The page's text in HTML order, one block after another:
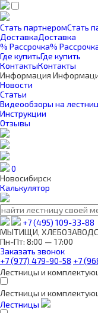
Стать партнеромСтать
ДоставкаДоставка
% Рассрочка%
Где купитьГде купить
КонтактыКонтакты
Информация
Новости
Статьи
Видеообзоры на
Инструкции
Отзывы
0
Новосибирск
Калькулятор
+7 (495) 109-33-88
МЫТИЩИ,
Пн-Пт: 8:00 — 17:00
Заказать звонок
+7 (977) 479-90-58 +7
Лестницы и
Лестницы и
Лестницы